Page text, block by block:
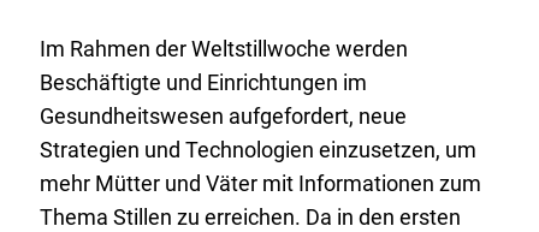
Im Rahmen der Weltstillwoche werden
Beschäftigte und Einrichtungen im
Gesundheitswesen aufgefordert, neue
Strategien und Technologien einzusetzen, um
mehr Mütter und Väter mit Informationen zum
Thema Stillen zu erreichen. Da in den ersten